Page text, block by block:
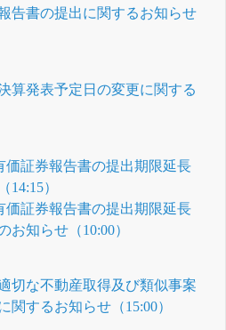
告書の提出に関するお知らせ
算発表予定日の変更に関する
価証券報告書の提出期限延長
14:15）
価証券報告書の提出期限延長
お知らせ（10:00）
切な不動産取得及び類似事案
関するお知らせ（15:00）